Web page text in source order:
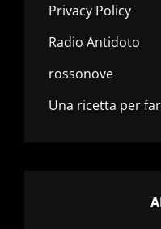
Privacy Policy
Radio Antidoto
rossonove
Una ricetta per